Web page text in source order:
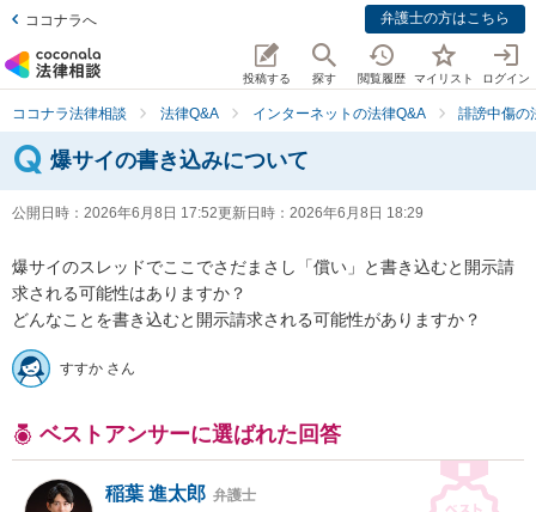
ココナラへ 弁護士の方はこちら
投稿する 探す 閲覧履歴 マイリスト ログイン
ココナラ法律相談 法律Q&A インターネットの法律Q&A 誹謗中傷の
爆サイの書き込みについて
公開日時： 2026年6月8日 17:52更新日時： 2026年6月8日 18:29
爆サイのスレッドでここでさだまさし「償い」と書き込むと開示請
求される可能性はありますか？
どんなことを書き込むと開示請求される可能性がありますか？
すすか さん
ベストアンサーに選ばれた回答
稲葉 進太郎 弁護士